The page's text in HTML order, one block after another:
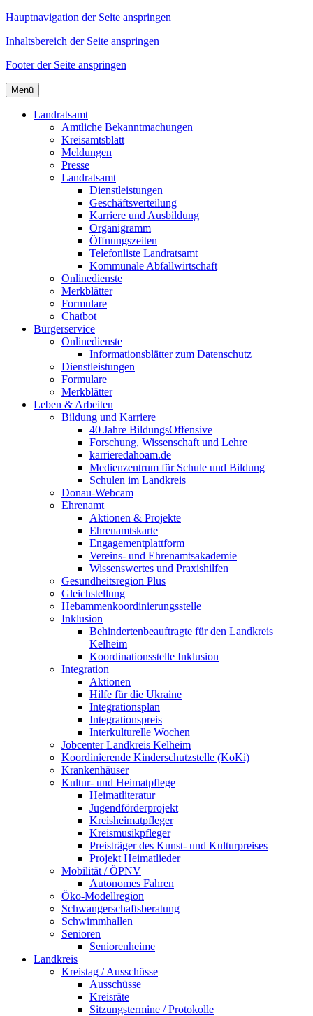
Hauptnavigation der Seite anspringen
Inhaltsbereich der Seite anspringen
Footer der Seite anspringen
Menü
Landratsamt
Amtliche Bekanntmachungen
Kreisamtsblatt
Meldungen
Presse
Landratsamt
Dienstleistungen
Geschäftsverteilung
Karriere und Ausbildung
Organigramm
Öffnungszeiten
Telefonliste Landratsamt
Kommunale Abfallwirtschaft
Onlinedienste
Merkblätter
Formulare
Chatbot
Bürgerservice
Onlinedienste
Informationsblätter zum Datenschutz
Dienstleistungen
Formulare
Merkblätter
Leben & Arbeiten
Bildung und Karriere
40 Jahre BildungsOffensive
Forschung, Wissenschaft und Lehre
karrieredahoam.de
Medienzentrum für Schule und Bildung
Schulen im Landkreis
Donau-Webcam
Ehrenamt
Aktionen & Projekte
Ehrenamtskarte
Engagementplattform
Vereins- und Ehrenamtsakademie
Wissenswertes und Praxishilfen
Gesundheitsregion Plus
Gleichstellung
Hebammenkoordinierungsstelle
Inklusion
Behindertenbeauftragte für den Landkreis
Kelheim
Koordinationsstelle Inklusion
Integration
Aktionen
Hilfe für die Ukraine
Integrationsplan
Integrationspreis
Interkulturelle Wochen
Jobcenter Landkreis Kelheim
Koordinierende Kinderschutzstelle (KoKi)
Krankenhäuser
Kultur- und Heimatpflege
Heimatliteratur
Jugendförderprojekt
Kreisheimatpfleger
Kreismusikpfleger
Preisträger des Kunst- und Kulturpreises
Projekt Heimatlieder
Mobilität / ÖPNV
Autonomes Fahren
Öko-Modellregion
Schwangerschaftsberatung
Schwimmhallen
Senioren
Seniorenheime
Landkreis
Kreistag / Ausschüsse
Ausschüsse
Kreisräte
Sitzungstermine / Protokolle